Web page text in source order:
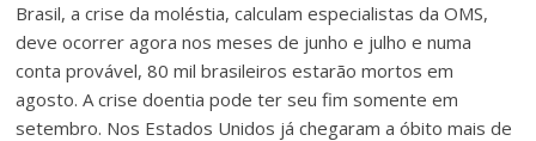
Brasil, a crise da moléstia, calculam especialistas da OMS,
deve ocorrer agora nos meses de junho e julho e numa
conta provável, 80 mil brasileiros estarão mortos em
agosto. A crise doentia pode ter seu fim somente em
setembro. Nos Estados Unidos já chegaram a óbito mais de